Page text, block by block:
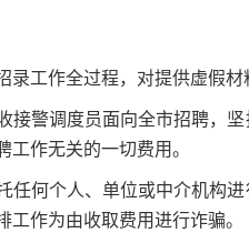
录工作全过程，对提供虚假
接警调度员面向全市招聘，
工作无关的一切费用。
任何个人、单位或中介机构
工作为由收取费用进行诈骗。